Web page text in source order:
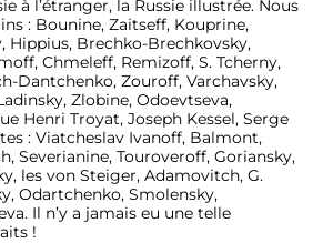
à l’étranger, la Russie illustrée. Nous
: Bounine, Zaitseff, Kouprine,
Hippius, Brechko-Brechkovsky,
Chmeleff, Remizoff, S. Tcherny,
Dantchenko, Zouroff, Varchavsky,
Zlobine, Odoevtseva,
Henri Troyat, Joseph Kessel, Serge
: Viatcheslav Ivanoff, Balmont,
Severianine, Touroveroff, Goriansky,
les von Steiger, Adamovitch, G.
Odartchenko, Smolensky,
Il n’y a jamais eu une telle
!